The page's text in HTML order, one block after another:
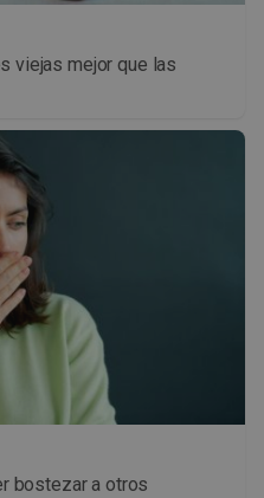
viejas mejor que las
bostezar a otros